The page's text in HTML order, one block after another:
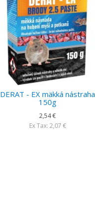
DERAT - EX mäkká nástraha
150g
2,54 €
Ex Tax: 2,07 €